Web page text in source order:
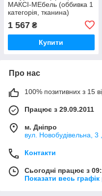
МАКСІ-МЕбель (оббивка 1
категорія, тканина)
1 567 ₴
Купити
Про нас
100% позитивних з 15
Працює з 29.09.2011
м. Дніпро
вул. Новобудівельна, 3
Контакти
Сьогодні працює з
Показати весь